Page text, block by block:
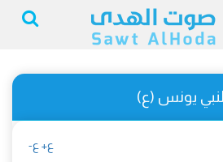
النبي يونس (ع)
ع+ ع-